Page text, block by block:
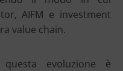
AIFM e investment
value chain.
evoluzione è